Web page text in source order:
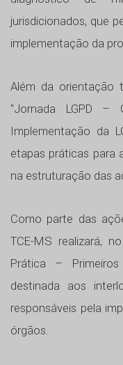
jurisdicionados, que
implementação da
Além da orientação
"Jornada LGPD –
Implementação da
etapas práticas para
na estruturação das
Como parte das
TCE-MS realizará,
Prática –
destinada aos
responsáveis pela
órgãos.